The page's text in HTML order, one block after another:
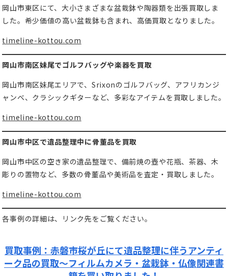
岡山市東区にて、大小さまざまな盆栽鉢や陶器類を出張買取しま
した。希少価値の高い盆栽鉢も含まれ、高価買取となりました。
timeline-kottou.com
岡山市南区妹尾でゴルフバッグや楽器を買取
岡山市南区妹尾エリアで、Srixonのゴルフバッグ、アフリカンジ
ャンベ、クラシックギターなど、多彩なアイテムを買取しました。
timeline-kottou.com
岡山市中区で遺品整理中に骨董品を買取
岡山市中区の空き家の遺品整理で、備前焼の壺や花瓶、茶器、木
彫りの置物など、多数の骨董品や美術品を査定・買取しました。
timeline-kottou.com
各事例の詳細は、リンク先をご覧ください。
買取事例：赤磐市桜が丘にて遺品整理に伴うアンティ
ーク品の買取～フィルムカメラ・盆栽鉢・仏像関連書